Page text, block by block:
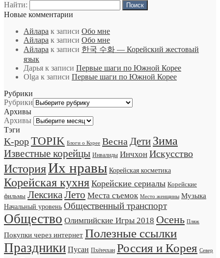
Найти:
Новые комментарии
Айлара к записи Обо мне
Айлара к записи Обо мне
Айлара к записи 한국 수화 — Корейский жестовый
язык
Дарья к записи Первые шаги по Южной Корее
Olga к записи Первые шаги по Южной Корее
Рубрики
Рубрики
Архивы
Архивы
Тэги
K-popTOPIK Блоги о Корее Весна Дети Зима
Известные корейцы Инвалиды Инчхон Искусство
ИсторияИх нравы Корейская косметика
Корейская кухня Корейские сериалы Корейские
фильмы Лексика Лето Места съемок Место женщины Музыка
Начальный уровень Общественный транспорт
Общество Олимпийские Игры 2018 Осень Пляж
Покупки через интернет Полезные ссылки
Праздники Пусан Пхёнчхан Россия и Корея Север